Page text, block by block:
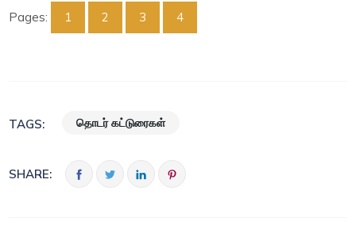
Pages: 1 2 3 4
TAGS: தொடர் கட்டுரைகள்
SHARE: